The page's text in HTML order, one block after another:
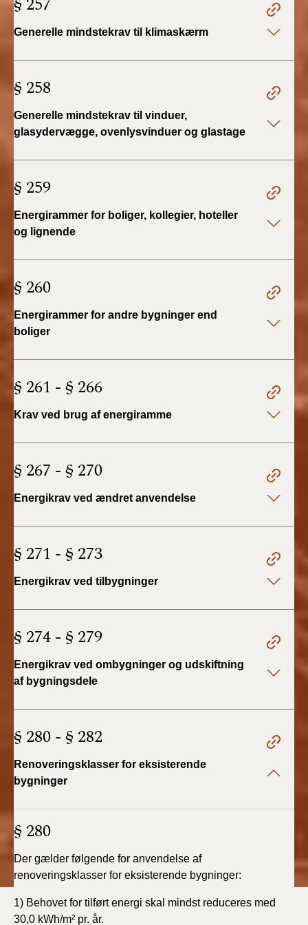
2022)
BR18 (29/6 - 31/12
BR18 (1/1-29/6
BR18 (1/7-31/12
BR18 (10/3-30/6
BR18 (1/1-9/3 2020)
BR18 (4/7-31/12
2019)
2018)
2018)
BR15 (2015-2018)
2010)
Generelle mindstekrav til klimaskærm
§ 258
Generelle mindstekrav til vinduer,
glasydervægge, ovenlysvinduer og glastage
§ 259
Energirammer for boliger, kollegier, hoteller
og lignende
§ 260
Energirammer for andre bygninger end
boliger
§ 261 - § 266
Krav ved brug af energiramme
§ 267 - § 270
Energikrav ved ændret anvendelse
§ 271 - § 273
Energikrav ved tilbygninger
§ 274 - § 279
Energikrav ved ombygninger og udskiftning
af bygningsdele
§ 280 - § 282
Renoveringsklasser for eksisterende
bygninger
§ 280
Der gælder følgende for anvendelse af
renoveringsklasser for eksisterende bygninger:
1) Behovet for tilført energi skal mindst reduceres med
30,0 kWh/m² pr. år.